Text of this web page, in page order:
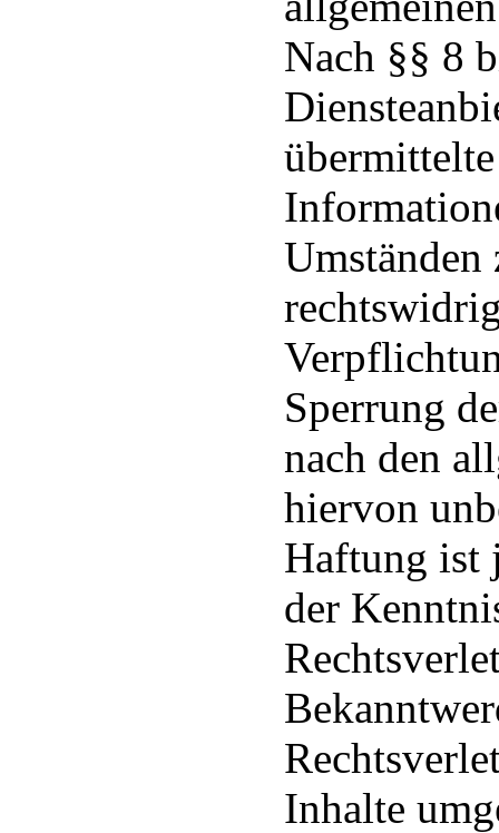
Nach §§ 8
Umständen
Sperrung
nach den
hiervon
Haftung ist
der
Inhalte